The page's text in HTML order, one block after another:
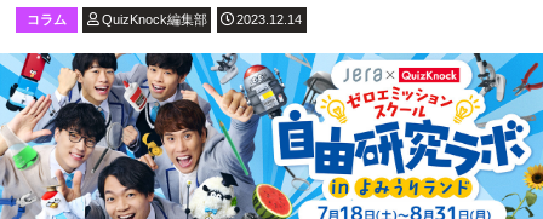
コラム QuizKnock編集部 2023.12.14